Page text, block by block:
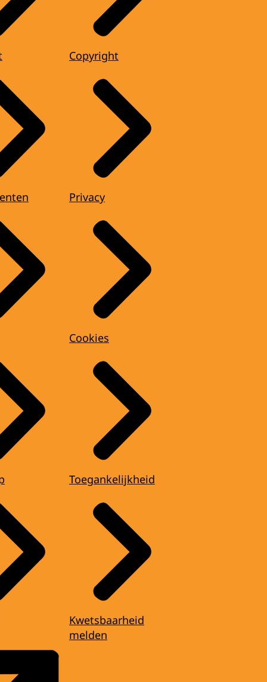
Copyright
Privacy
Cookies
Toegankelijkheid
Kwetsbaarheid
melden